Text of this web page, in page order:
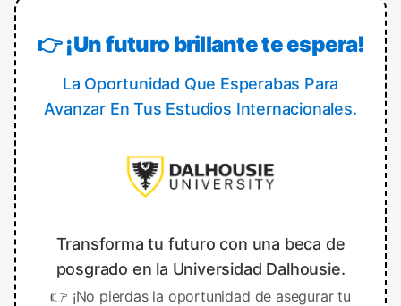
👉 ¡Un futuro brillante te espera!
La Oportunidad Que Esperabas Para
Avanzar En Tus Estudios Internacionales.
Transforma tu futuro con una beca de
posgrado en la Universidad Dalhousie.
👉 ¡No pierdas la oportunidad de asegurar tu